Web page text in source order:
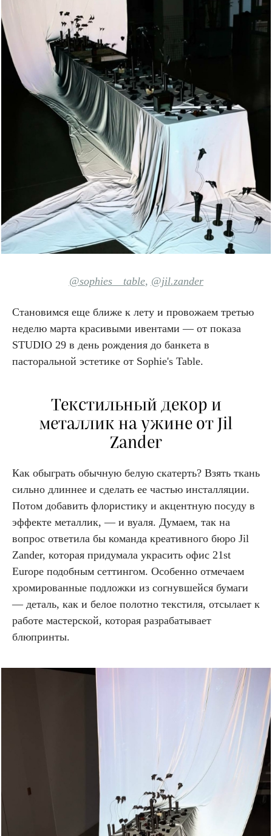
@sophies__table, @jil.zander
Становимся еще ближе к лету и провожаем третью
неделю марта красивыми ивентами — от показа
STUDIO 29 в день рождения до банкета в
пасторальной эстетике от Sophie's Table.
Текстильный декор и
металлик на ужине от Jil
Zander
Как обыграть обычную белую скатерть? Взять ткань
сильно длиннее и сделать ее частью инсталляции.
Потом добавить флористику и акцентную посуду в
эффекте металлик, — и вуаля. Думаем, так на
вопрос ответила бы команда креативного бюро Jil
Zander, которая придумала украсить офис 21st
Europe подобным сеттингом. Особенно отмечаем
хромированные подложки из согнувшейся бумаги
— деталь, как и белое полотно текстиля, отсылает к
работе мастерской, которая разрабатывает
блюпринты.